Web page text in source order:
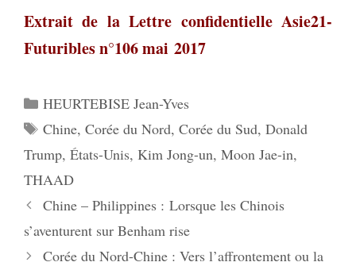
Extrait de la Lettre confidentielle Asie21-
Futuribles n°106 mai 2017
Catégories
HEURTEBISE Jean-Yves
Étiquettes
Chine, Corée du Nord, Corée du Sud, Donald
Trump, États-Unis, Kim Jong-un, Moon Jae-in,
THAAD
Chine – Philippines : Lorsque les Chinois
s’aventurent sur Benham rise
Corée du Nord-Chine : Vers l’affrontement ou la